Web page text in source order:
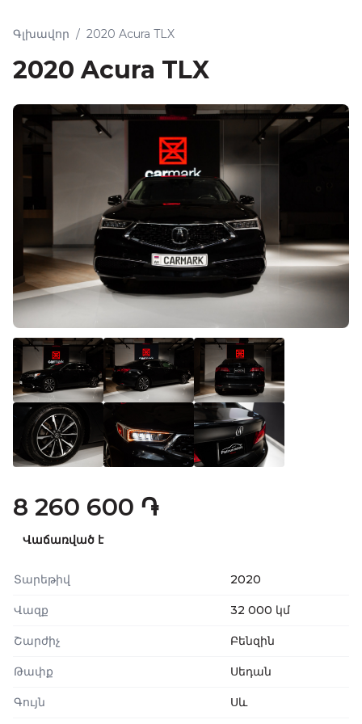
Գլխավոր / 2020 Acura TLX
2020 Acura TLX
8 260 600 ֏
Վաճառված է
Տարեթիվ 2020
Վազք 32 000 կմ
Շարժիչ Բենզին
Թափք Սեդան
Գույն Սև